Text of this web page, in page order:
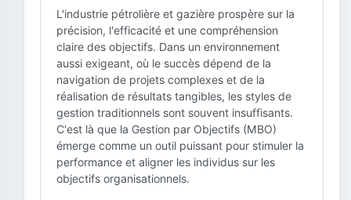
L'industrie pétrolière et gazière prospère sur la
précision, l'efficacité et une compréhension
claire des objectifs. Dans un environnement
aussi exigeant, où le succès dépend de la
navigation de projets complexes et de la
réalisation de résultats tangibles, les styles de
gestion traditionnels sont souvent insuffisants.
C'est là que la Gestion par Objectifs (MBO)
émerge comme un outil puissant pour stimuler la
performance et aligner les individus sur les
objectifs organisationnels.